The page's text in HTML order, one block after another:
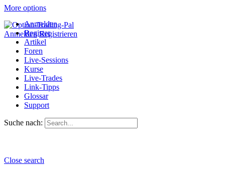
More options
Anmelden Registrieren
Anmelden
Register
Artikel
Foren
Live-Sessions
Kurse
Live-Trades
Link-Tipps
Glossar
Support
Suche nach:
Close search